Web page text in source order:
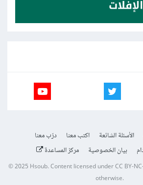
الأسئلة الشائعة اكتب معنا
درّب معنا
بيان الخصوصية مركز المساعدة
© 2025Hsoub.Content licensed underCC BY-
otherwise.